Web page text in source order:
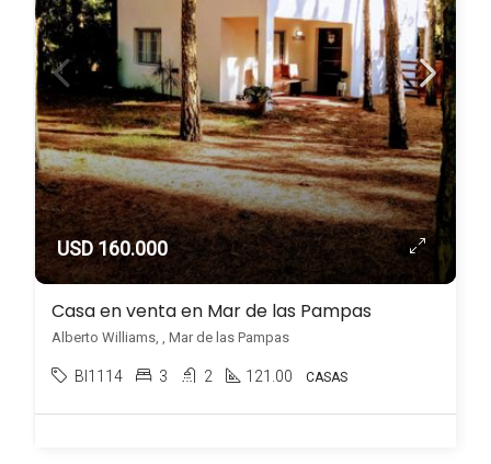
USD 160.000
Casa en venta en Mar de las Pampas
Alberto Williams, , Mar de las Pampas
BI1114 3 2 121.00 CASAS